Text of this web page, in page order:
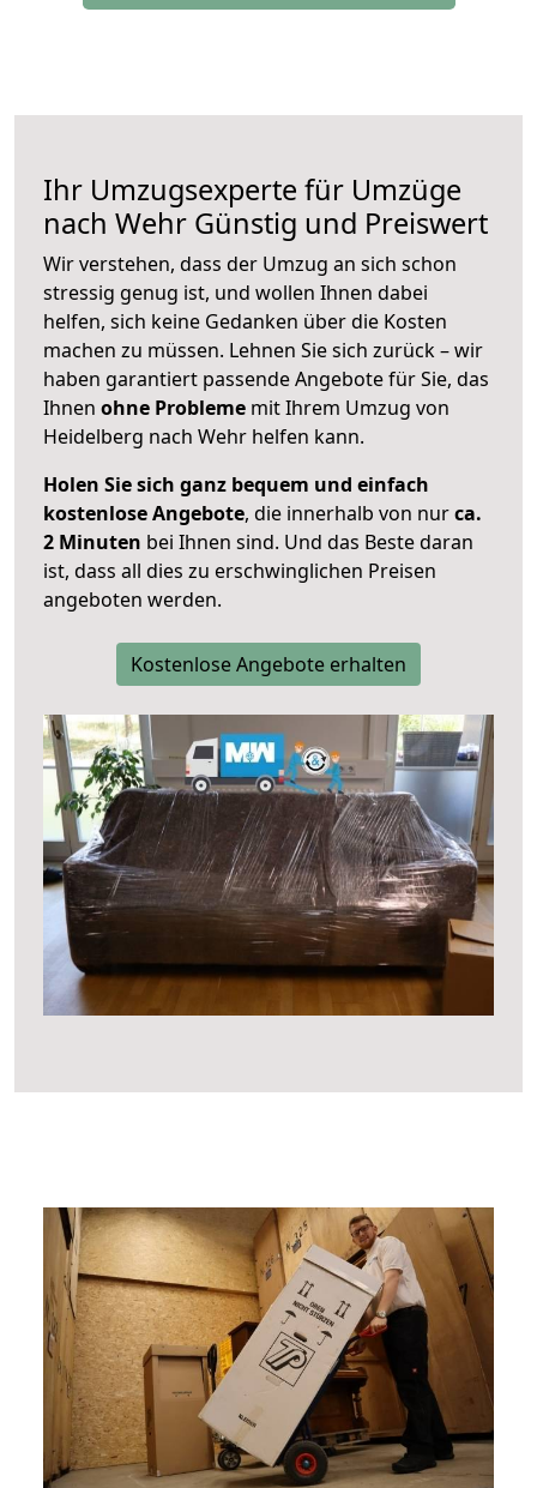
Ihr Umzugsexperte für Umzüge
nach Wehr Günstig und Preiswert
Wir verstehen, dass der Umzug an sich schon
stressig genug ist, und wollen Ihnen dabei
helfen, sich keine Gedanken über die Kosten
machen zu müssen. Lehnen Sie sich zurück – wir
haben garantiert passende Angebote für Sie, das
Ihnen ohne Probleme mit Ihrem Umzug von
Heidelberg nach Wehr helfen kann.
Holen Sie sich ganz bequem und einfach
kostenlose Angebote, die innerhalb von nurca.
2 Minuten bei Ihnen sind. Und das Beste daran
ist, dass all dies zu erschwinglichen Preisen
angeboten werden.
Kostenlose Angebote erhalten